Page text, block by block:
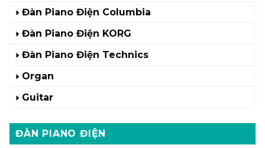
Đàn Piano Điện Columbia
Đàn Piano Điện KORG
Đàn Piano Điện Technics
Organ
Guitar
ĐÀN PIANO ĐIỆN